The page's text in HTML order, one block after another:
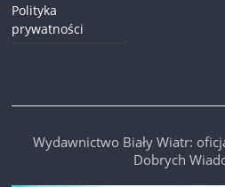
Polityka
prywatności
Wydawnictwo Biały Wiatr:
Dobrych